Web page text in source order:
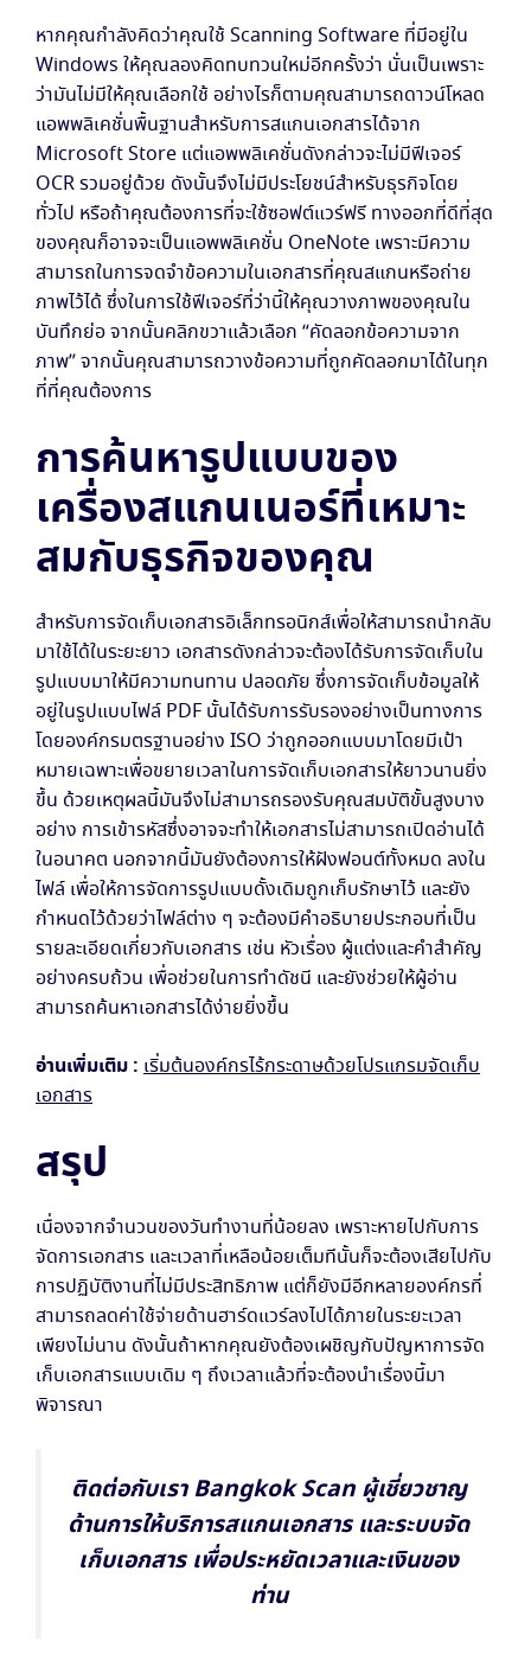
หากคุณกำลังคิดว่าคุณใช้ Scanning Software ที่มีอยู่ใน
Windows ให้คุณลองคิดทบทวนใหม่อีกครั้งว่า นั่นเป็นเพราะ
ว่ามันไม่มีให้คุณเลือกใช้ อย่างไรก็ตามคุณสามารถดาวน์โหลด
แอพพลิเคชั่นพื้นฐานสำหรับการสแกนเอกสารได้จาก
Microsoft Store แต่แอพพลิเคชั่นดังกล่าวจะไม่มีฟีเจอร์
OCR รวมอยู่ด้วย ดังนั้นจึงไม่มีประโยชน์สำหรับธุรกิจโดย
ทั่วไป หรือถ้าคุณต้องการที่จะใช้ซอฟต์แวร์ฟรี ทางออกที่ดีที่สุด
ของคุณก็อาจจะเป็นแอพพลิเคชั่น OneNote เพราะมีความ
สามารถในการจดจำข้อความในเอกสารที่คุณสแกนหรือถ่าย
ภาพไว้ได้ ซึ่งในการใช้ฟีเจอร์ที่ว่านี้ให้คุณวางภาพของคุณใน
บันทึกย่อ จากนั้นคลิกขวาแล้วเลือก “คัดลอกข้อความจาก
ภาพ” จากนั้นคุณสามารถวางข้อความที่ถูกคัดลอกมาได้ในทุก
ที่ที่คุณต้องการ
การค้นหารูปแบบของ
เครื่องสแกนเนอร์ที่เหมาะ
สมกับธุรกิจของคุณ
สำหรับการจัดเก็บเอกสารอิเล็กทรอนิกส์เพื่อให้สามารถนำกลับ
มาใช้ได้ในระยะยาว เอกสารดังกล่าวจะต้องได้รับการจัดเก็บใน
รูปแบบมาให้มีความทนทาน ปลอดภัย ซึ่งการจัดเก็บข้อมูลให้
อยู่ในรูปแบบไฟล์ PDF นั้นได้รับการรับรองอย่างเป็นทางการ
โดยองค์กรมตรฐานอย่าง ISO ว่าถูกออกแบบมาโดยมีเป้า
หมายเฉพาะเพื่อขยายเวลาในการจัดเก็บเอกสารให้ยาวนานยิ่ง
ขึ้น ด้วยเหตุผลนี้มันจึงไม่สามารถรองรับคุณสมบัติขั้นสูงบาง
อย่าง การเข้ารหัสซึ่งอาจจะทำให้เอกสารไม่สามารถเปิดอ่านได้
ในอนาคต นอกจากนี้มันยังต้องการให้ฝังฟอนต์ทั้งหมด ลงใน
ไฟล์ เพื่อให้การจัดการรูปแบบดั้งเดิมถูกเก็บรักษาไว้ และยัง
กำหนดไว้ด้วยว่าไฟล์ต่าง ๆ จะต้องมีคำอธิบายประกอบที่เป็น
รายละเอียดเกี่ยวกับเอกสาร เช่น หัวเรื่อง ผู้แต่งและคำสำคัญ
อย่างครบถ้วน เพื่อช่วยในการทำดัชนี และยังช่วยให้ผู้อ่าน
สามารถค้นหาเอกสารได้ง่ายยิ่งขึ้น
อ่านเพิ่มเติม : เริ่มต้นองค์กรไร้กระดาษด้วยโปรแกรมจัดเก็บ
เอกสาร
สรุป
เนื่องจากจำนวนของวันทำงานที่น้อยลง เพราะหายไปกับการ
จัดการเอกสาร และเวลาที่เหลือน้อยเต็มทีนั้นก็จะต้องเสียไปกับ
การปฏิบัติงานที่ไม่มีประสิทธิภาพ แต่ก็ยังมีอีกหลายองค์กรที่
สามารถลดค่าใช้จ่ายด้านฮาร์ดแวร์ลงไปได้ภายในระยะเวลา
เพียงไม่นาน ดังนั้นถ้าหากคุณยังต้องเผชิญกับปัญหาการจัด
เก็บเอกสารแบบเดิม ๆ ถึงเวลาแล้วที่จะต้องนำเรื่องนี้มา
พิจารณา
ติดต่อกับเรา Bangkok Scan ผู้เชี่ยวชาญ
ด้านการให้บริการสแกนเอกสาร และระบบจัด
เก็บเอกสาร เพื่อประหยัดเวลาและเงินของ
ท่าน